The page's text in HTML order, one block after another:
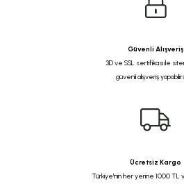
Güvenli Alışveriş
3D ve SSL sertifikası ile
güvenli alışveriş
Ücretsiz Kargo
Türkiye'nin her yerine 1000 TL